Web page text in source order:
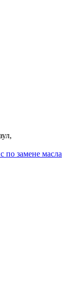
по замене масла